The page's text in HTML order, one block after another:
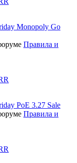
Monopoly Go
Правила и
PoE 3.27 Sale
Правила и